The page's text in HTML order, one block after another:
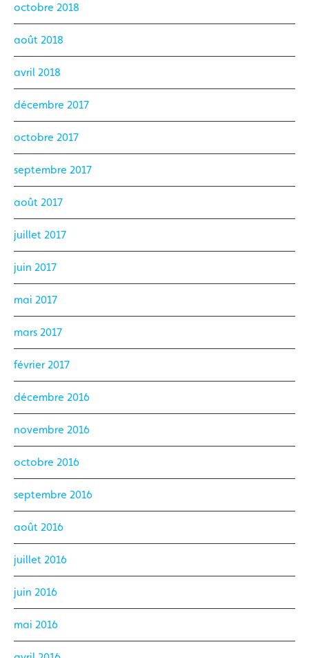
octobre 2018
août 2018
avril 2018
décembre 2017
octobre 2017
septembre 2017
août 2017
juillet 2017
juin 2017
mai 2017
mars 2017
février 2017
décembre 2016
novembre 2016
octobre 2016
septembre 2016
août 2016
juillet 2016
juin 2016
mai 2016